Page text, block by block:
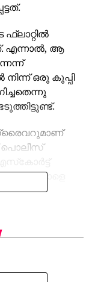
എന്നാല്‍, ആ
ഒരു കുപ്പി
പൊലീസ്
ഇയാളെ